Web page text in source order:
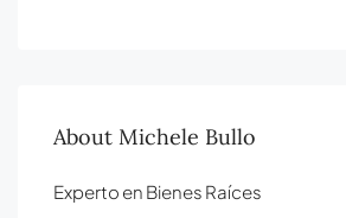
About Michele Bullo
Experto en Bienes Raíces